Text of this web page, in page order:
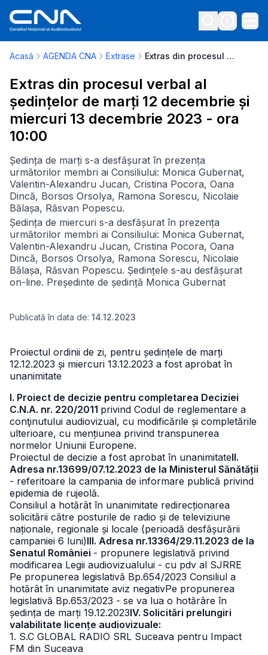
Acasă AGENDA CNA Extrase Extras din procesul verbal al ședințelor de marți 12 decembrie și miercuri 13 decembrie 2023 - ora 10:00
Extras din procesul verbal al
ședințelor de marți 12 decembrie și
miercuri 13 decembrie 2023 - ora
10:00
Ședința de marți s-a desfășurat în prezența
următorilor membri ai Consiliului: Monica Gubernat,
Valentin-Alexandru Jucan, Cristina Pocora, Oana
Dincă, Borsos Orsolya, Ramona Sorescu, Nicolaie
Bălașa, Răsvan Popescu.
Ședința de miercuri s-a desfășurat în prezența
următorilor membri ai Consiliului: Monica Gubernat,
Valentin-Alexandru Jucan, Cristina Pocora, Oana
Dincă, Borsos Orsolya, Ramona Sorescu, Nicolaie
Bălașa, Răsvan Popescu. Ședințele s-au desfășurat
on-line. Președinte de ședință Monica Gubernat
Publicată în data de: 14.12.2023
Proiectul ordinii de zi, pentru ședințele de marți
12.12.2023 și miercuri 13.12.2023 a fost aprobat în
unanimitate
I. Proiect de decizie pentru completarea Deciziei
C.N.A. nr. 220/2011 privind Codul de reglementare a
conţinutului audiovizual, cu modificările și completările
ulterioare, cu mențiunea privind transpunerea
normelor Uniunii Europene.
Proiectul de decizie a fost aprobat în unanimitateII.
Adresa nr.13699/07.12.2023 de la Ministerul Sănătății
- referitoare la campania de informare publică privind
epidemia de rujeolă.
Consiliul a hotărât în unanimitate redirecționarea
solicitării către posturile de radio și de televiziune
naționale, regionale și locale (perioadă desfășurării
campaniei 6 luni)III. Adresa nr.13364/29.11.2023 de la
Senatul României - propunere legislativă privind
modificarea Legii audiovizualului - cu pdv al SJRRE
Pe propunerea legislativă Bp.654/2023 Consiliul a
hotărât în unanimitate aviz negativPe propunerea
legislativă Bp.653/2023 - se va lua o hotărâre în
ședința de marți 19.12.2023IV. Solicitări prelungiri
valabilitate licențe audiovizuale:
1. S.C GLOBAL RADIO SRL Suceava pentru Impact
FM din Suceava